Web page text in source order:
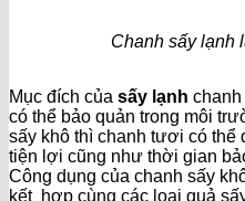
Chanh sấy lạnh
Mục đích của sấy lạnh
có thể bảo quản trong môi
sấy khô thì chanh tươi có thể
tiện lợi cũng như thời gian
Công dụng của chanh sấy
kết hợp cùng các loại quả